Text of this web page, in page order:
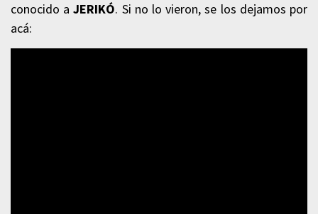
conocido aJERIKÓ. Si no lo vieron, se los dejamos por
acá: